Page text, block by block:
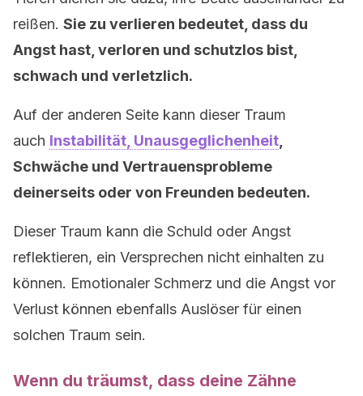
reißen. Sie zu verlieren bedeutet, dass du
Angst hast, verloren und schutzlos bist,
schwach und verletzlich.
Auf der anderen Seite kann dieser Traum
auch Instabilität, Unausgeglichenheit
Schwäche und Vertrauensprobleme
deinerseits oder von Freunden bedeuten.
Dieser Traum kann die Schuld oder Angst
reflektieren, ein Versprechen nicht einhalten zu
können. Emotionaler Schmerz und die Angst vor
Verlust können ebenfalls Auslöser für einen
solchen Traum sein.
Wenn du träumst, dass deine Zähne